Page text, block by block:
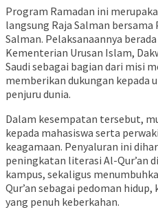
Program Ramadan ini
langsung Raja Salman
Salman. Pelaksanaannya
Kementerian Urusan Islam,
Saudi sebagai bagian dari misi
memberikan dukungan kepada
penjuru dunia.
Dalam kesempatan tersebut,
kepada mahasiswa serta
keagamaan. Penyaluran ini
peningkatan literasi Al-Qur’an
kampus, sekaligus
Qur’an sebagai pedoman
yang penuh keberkahan.